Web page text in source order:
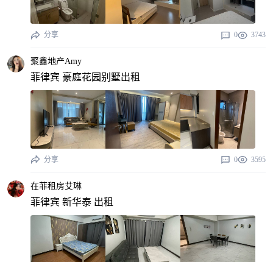
分享 0 3743
聚鑫地产Amy
菲律宾 豪庭花园别墅出租
分享 0 3595
在菲租房艾琳
菲律宾 新华泰 出租